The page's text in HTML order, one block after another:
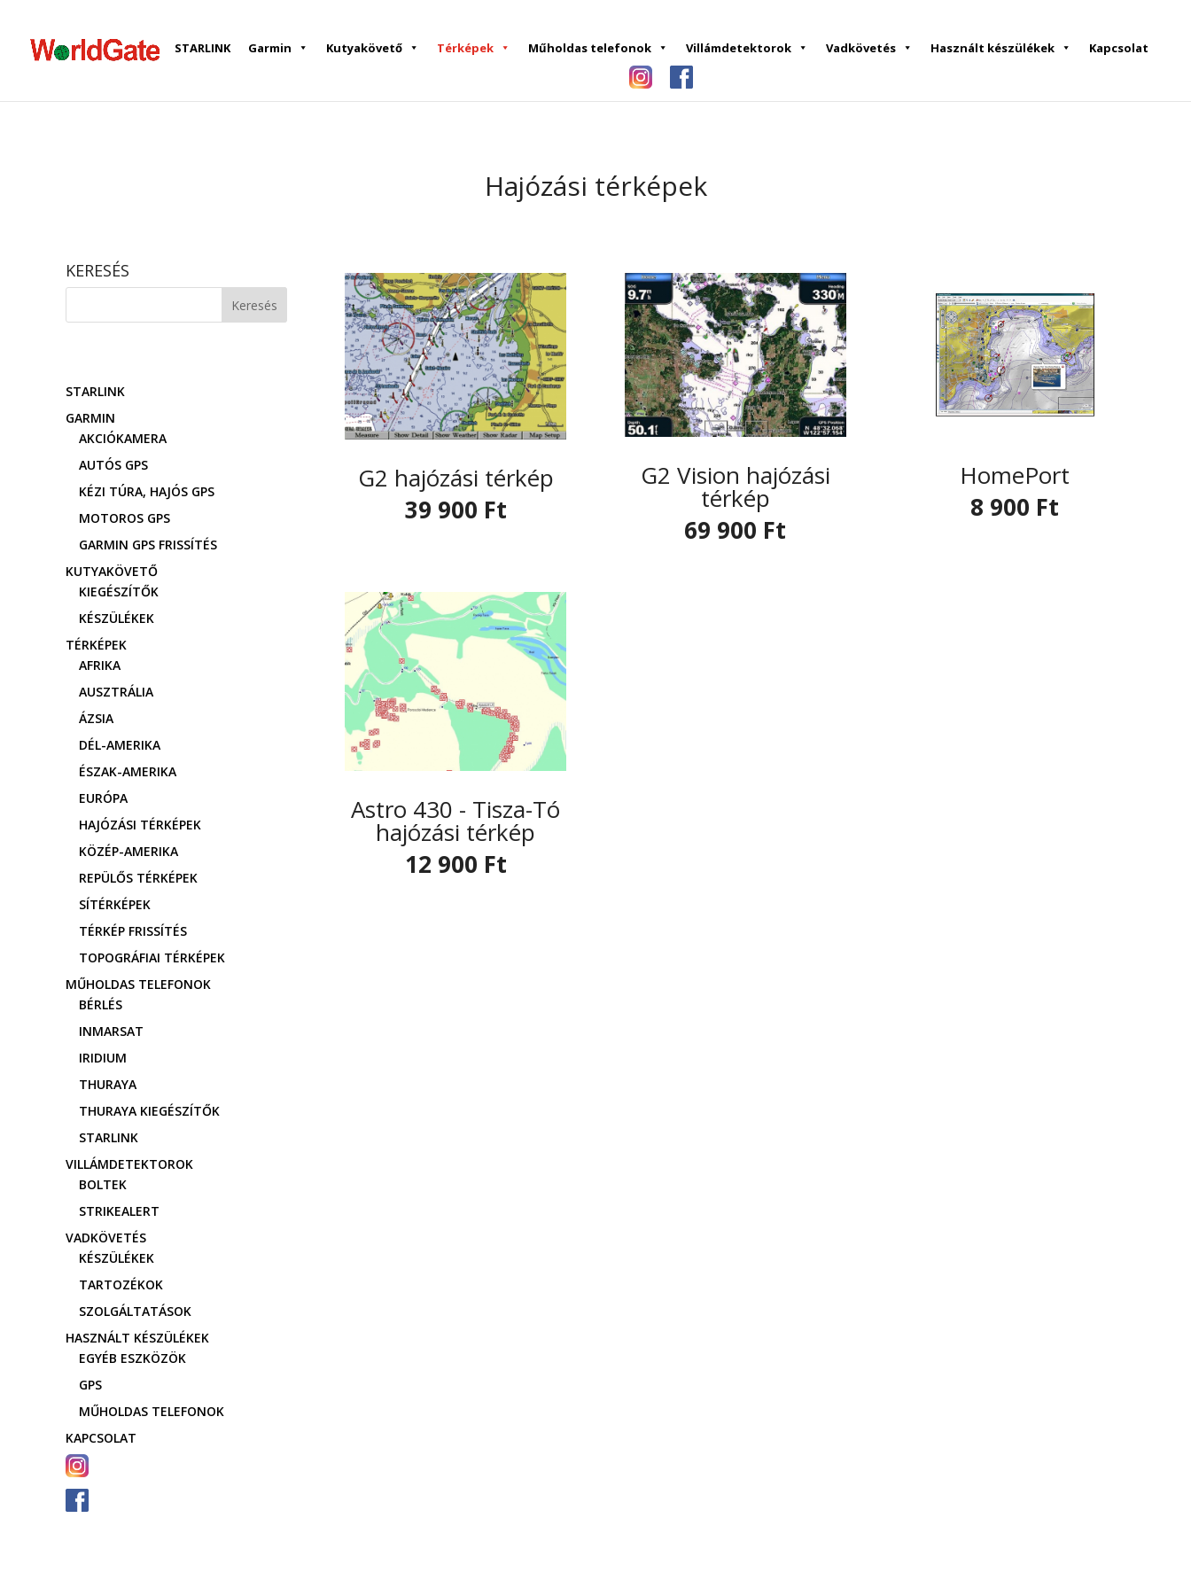
STARLINK Garmin Kutyakövető Térképek Műholdas telefonok Villámdetektorok Vadkövetés Használt készülékek Kapcsolat
Hajózási térképek
KERESÉS
STARLINK
GARMIN
AKCIÓKAMERA
AUTÓS GPS
KÉZI TÚRA, HAJÓS GPS
MOTOROS GPS
GARMIN GPS FRISSÍTÉS
KUTYAKÖVETŐ
KIEGÉSZÍTŐK
KÉSZÜLÉKEK
TÉRKÉPEK
AFRIKA
AUSZTRÁLIA
ÁZSIA
DÉL-AMERIKA
ÉSZAK-AMERIKA
EURÓPA
HAJÓZÁSI TÉRKÉPEK
KÖZÉP-AMERIKA
REPÜLŐS TÉRKÉPEK
SÍTÉRKÉPEK
TÉRKÉP FRISSÍTÉS
TOPOGRÁFIAI TÉRKÉPEK
MŰHOLDAS TELEFONOK
BÉRLÉS
INMARSAT
IRIDIUM
THURAYA
THURAYA KIEGÉSZÍTŐK
STARLINK
VILLÁMDETEKTOROK
BOLTEK
STRIKEALERT
VADKÖVETÉS
KÉSZÜLÉKEK
TARTOZÉKOK
SZOLGÁLTATÁSOK
HASZNÁLT KÉSZÜLÉKEK
EGYÉB ESZKÖZÖK
GPS
MŰHOLDAS TELEFONOK
KAPCSOLAT
G2 hajózási térkép
39 900 Ft
G2 Vision hajózási
térkép
69 900 Ft
HomePort
8 900 Ft
Astro 430 - Tisza-Tó
hajózási térkép
12 900 Ft